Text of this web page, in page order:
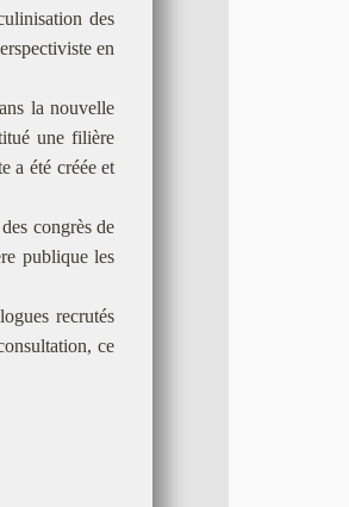
des
en
la nouvelle
une filière
a été créée et
congrès de
publique les
recrutés
ce